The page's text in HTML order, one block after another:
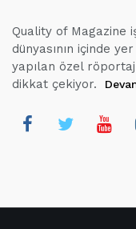
Quality of Magazine
dünyasının içinde
yapılan özel
dikkat çekiyor.